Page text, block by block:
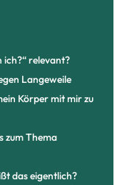
ich?“ relevant?
Langeweile
Körper mit mir zu
zum Thema
das eigentlich?